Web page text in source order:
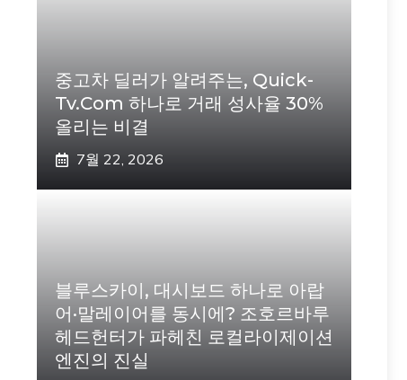
중고차 딜러가 알려주는, Quick-
Tv.com 하나로 거래 성사율 30%
올리는 비결
7월 22, 2026
블루스카이, 대시보드 하나로 아랍
어·말레이어를 동시에? 조호르바루
헤드헌터가 파헤친 로컬라이제이션
엔진의 진실